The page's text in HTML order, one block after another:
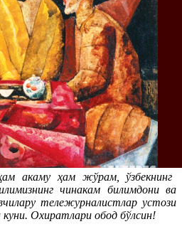
акаму ҳам жўрам, ўзбекнинг
чинакам билимдони ва
тележурналистлар устози
Охиратлари обод бўлсин!